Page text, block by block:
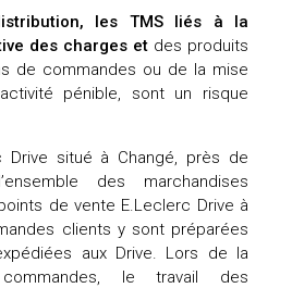
les TMS liés à la
des charges et des produits
de commandes ou de la mise
pénible, sont un risque
Drive situé à Changé, près de
des marchandises
de vente E.Leclerc Drive à
clients y sont préparées
aux Drive. Lors de la
le travail des